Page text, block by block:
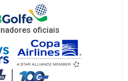
oficiais